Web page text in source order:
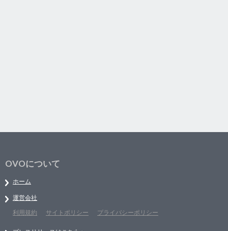
OVOについて
ホーム
運営会社
利用規約
サイトポリシー プライバシーポリシー